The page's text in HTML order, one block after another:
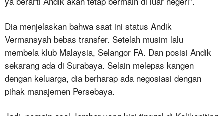
Dia menjelaskan bahwa saat ini status Andik
Vermansyah bebas transfer. Setelah musim lalu
membela klub Malaysia, Selangor FA. Dan posisi Andik
sekarang ada di Surabaya. Selain melepas kangen
dengan keluarga, dia berharap ada negosiasi dengan
pihak manajemen Persebaya.